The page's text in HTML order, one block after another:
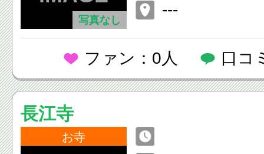
写真なし
---
ファン：0人 口コ
長江寺
お寺